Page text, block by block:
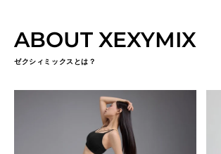
ABOUT XEXYMIX
ゼクシィミックスとは？